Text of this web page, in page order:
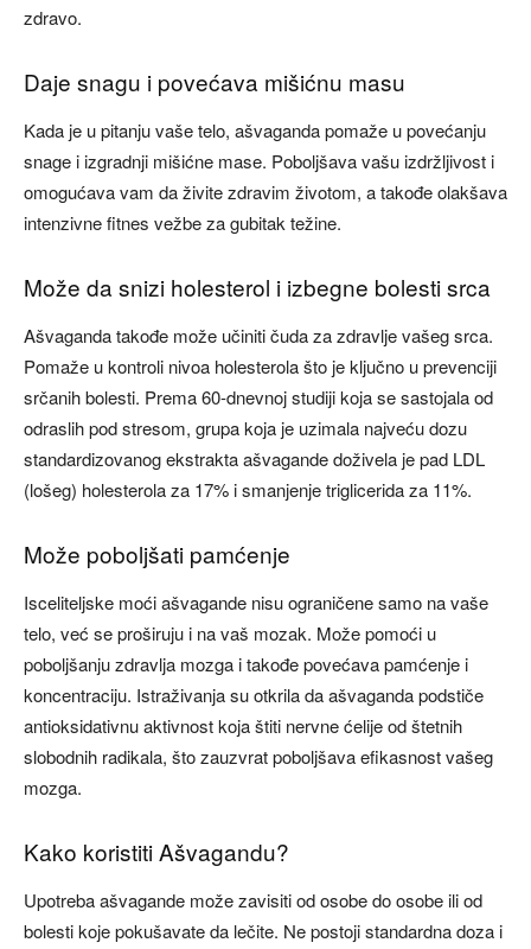
zdravo.
Daje snagu i povećava mišićnu masu
Kada je u pitanju vaše telo, ašvaganda pomaže u povećanju
snage i izgradnji mišićne mase. Poboljšava vašu izdržljivost i
omogućava vam da živite zdravim životom, a takođe olakšava
intenzivne fitnes vežbe za gubitak težine.
Može da snizi holesterol i izbegne bolesti srca
Ašvaganda takođe može učiniti čuda za zdravlje vašeg srca.
Pomaže u kontroli nivoa holesterola što je ključno u prevenciji
srčanih bolesti. Prema 60-dnevnoj studiji koja se sastojala od
odraslih pod stresom, grupa koja je uzimala najveću dozu
standardizovanog ekstrakta ašvagande doživela je pad LDL
(lošeg) holesterola za 17% i smanjenje triglicerida za 11%.
Može poboljšati pamćenje
Isceliteljske moći ašvagande nisu ograničene samo na vaše
telo, već se proširuju i na vaš mozak. Može pomoći u
poboljšanju zdravlja mozga i takođe povećava pamćenje i
koncentraciju. Istraživanja su otkrila da ašvaganda podstiče
antioksidativnu aktivnost koja štiti nervne ćelije od štetnih
slobodnih radikala, što zauzvrat poboljšava efikasnost vašeg
mozga.
Kako koristiti Ašvagandu?
Upotreba ašvagande može zavisiti od osobe do osobe ili od
bolesti koje pokušavate da lečite. Ne postoji standardna doza i